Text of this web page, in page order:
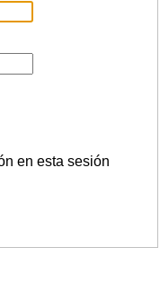
en esta sesión